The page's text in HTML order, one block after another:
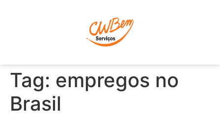
Tag: empregos no
Brasil